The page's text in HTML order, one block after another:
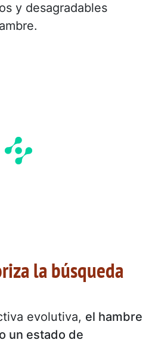
y desagradables
la búsqueda
evolutiva, el hambre
un estado de